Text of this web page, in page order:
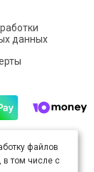
данных
Creative
4.0
файлов
в том числе с